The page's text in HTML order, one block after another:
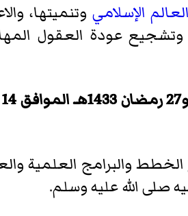
الإسلامي وتنميتها،
وتشجيع عودة العقول
والبرامج العلمية
صلى الله عليه وسلم.